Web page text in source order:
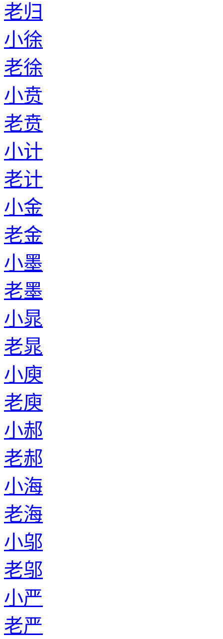
老归
小徐
老徐
小贲
老贲
小计
老计
小金
老金
小墨
老墨
小晁
老晁
小庾
老庾
小郝
老郝
小海
老海
小邬
老邬
小严
老严